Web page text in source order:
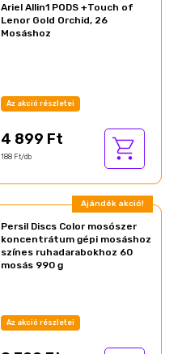
Ariel Allin1 PODS +Touch of
Lenor Gold Orchid, 26
Mosáshoz
Az akció részletei
4 899 Ft
188 Ft/db
Ajándék akció!
Persil Discs Color mosószer
koncentrátum gépi mosáshoz
színes ruhadarabokhoz 60
mosás 990 g
Az akció részletei